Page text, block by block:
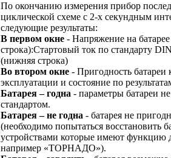
По окончанию измерения прибор
циклической схеме с 2-х секундным
следующие результаты:
В первом окне - Напряжение на
строка):Стартовый ток по стандарту
(нижняя строка)
Во втором окне - Пригодность батареи
эксплуатации и состояние по
Батарея – годна - параметры батареи
стандартом.
Батарея – не годна - батарея не
(необходимо попытаться восстановить
устройствами которые имеют функцию
например «ТОРНАДО»).